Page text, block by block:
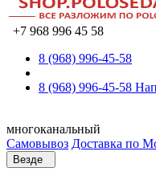
+7 968 996 45 58
8 (968) 996-45-58
8 (968) 996-45-58
многоканальный
Самовывоз Доставка по
Везде